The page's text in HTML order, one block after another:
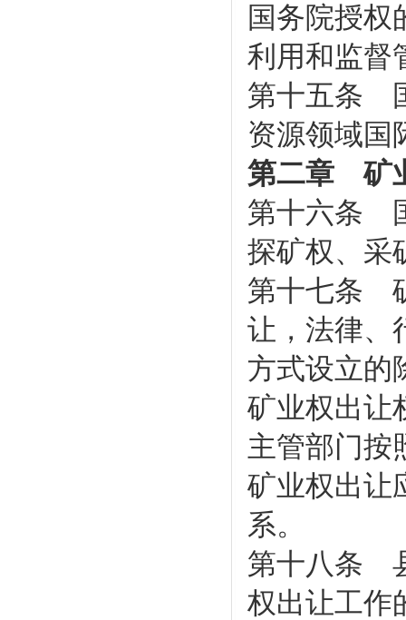
国务院授权
利用和监督
第十五条
资源领域国
第二章 矿
第十六条
探矿权、采
第十七条
让，法律、
方式设立的
矿业权出让
主管部门按
矿业权出让
系。
第十八条
权出让工作